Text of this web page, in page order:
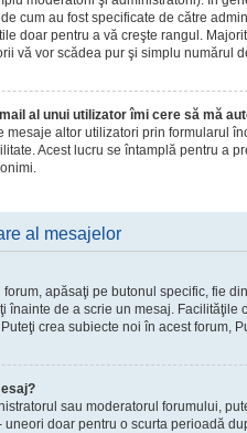
cum au fost specificate de către
doar pentru a vă creşte rangul.
vă vor scădea pur şi simplu numărul
al unui utilizator îmi cere să mă
mesaje altor utilizatori prin formularul
Acest lucru se întamplă pentru a
al mesajelor
apăsaţi pe butonul specific, fie
înainte de a scrie un mesaj. Facilităţile
crea subiecte noi în acest forum,
sau moderatorul forumului,
doar pentru o scurta perioadă